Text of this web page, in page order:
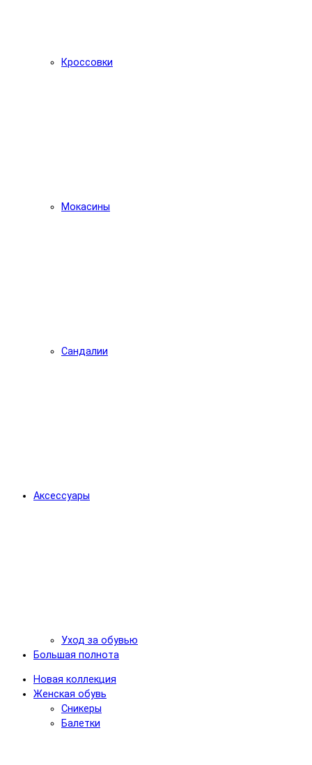
Кроссовки
Мокасины
Сандалии
Аксессуары
Уход за обувью
Большая полнота
Новая коллекция
Женская обувь
Сникеры
Балетки